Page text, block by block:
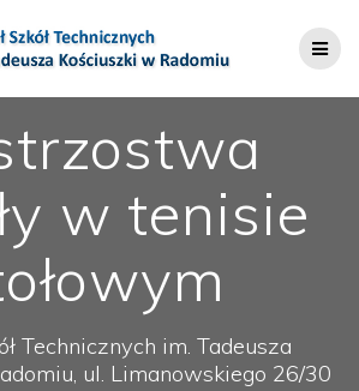
do
treści
w tenisie
Technicznych im. Tadeusza
ul. Limanowskiego 26/30